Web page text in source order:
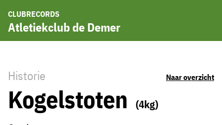
CLUBRECORDS
Atletiekclub de Demer
Historie Naar overzicht
Kogelstoten
(4kg)